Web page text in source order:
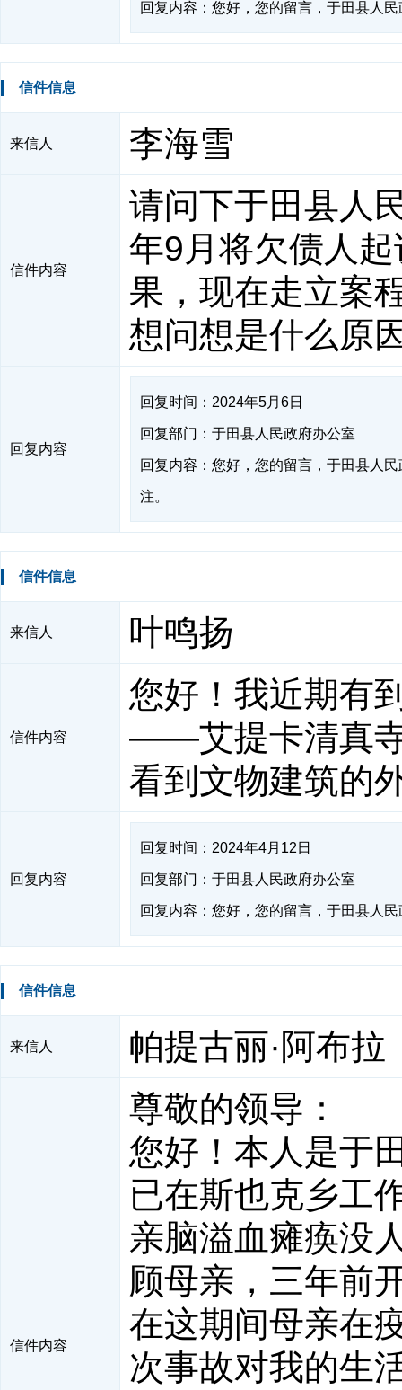
回复内容：您好，您的留言，于田县人
信件信息
来信人 李海雪
信件内容
请问下于田县人
年9月将欠债人
果，现在走立案
想问想是什么原
回复内容
回复时间：2024年5月6日
回复部门：于田县人民政府办公室
回复内容：您好，您的留言，于田县人
注。
信件信息
来信人 叶鸣扬
信件内容
您好！我近期有
——艾提卡清真寺
看到文物建筑的
回复内容
回复时间：2024年4月12日
回复部门：于田县人民政府办公室
回复内容：您好，您的留言，于田县人
信件信息
来信人 帕提古丽·阿布拉
信件内容
尊敬的领导：
您好！本人是于
已在斯也克乡工
亲脑溢血瘫痪没
顾母亲，三年前
在这期间母亲在
次事故对我的生